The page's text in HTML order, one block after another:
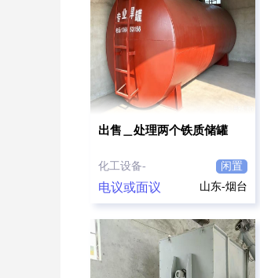
出售＿处理两个铁质储罐
化工设备- 闲置
电议或面议 山东-烟台